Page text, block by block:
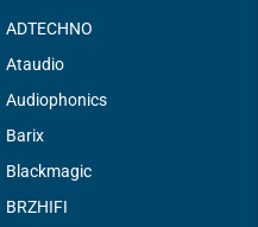
ADTECHNO
Ataudio
Audiophonics
Barix
Blackmagic
BRZHIFI